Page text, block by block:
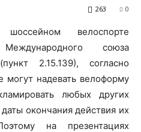
0
263
велоспорте
союза
2.15.139), согласно
могут надевать велоформу
любых других
окончания действия их
на презентациях